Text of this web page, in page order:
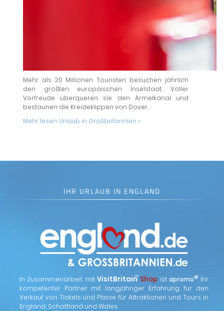
Mehr als 20 Millionen Touristen besuchen jährlich
den größten europäischen Inselstaat. Voller
Vorfreude überqueren sie den Ärmelkanal und
bestaunen die Kreideklippen von Dover.
Mehr lesen: Urlaub in Großbritannien »
IHR URLAUB IN ENGLAND
In Zusammenarbeit mitVisitBritain
™ Shop istapromo® Ihr
kompetenter Partner mit langjähriger Erfahrung für den
Verkauf von Tickets und Pässe für Attraktionen und Tours in
England, Schottland und Wales.